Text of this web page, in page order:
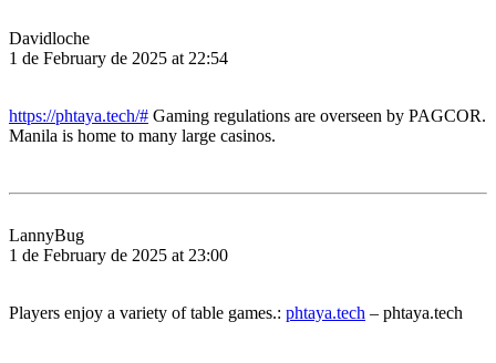
Davidloche
1 de February de 2025 at 22:54
https://phtaya.tech/# Gaming regulations are overseen by PAGCOR.
Manila is home to many large casinos.
LannyBug
1 de February de 2025 at 23:00
Players enjoy a variety of table games.: phtaya.tech – phtaya.tech